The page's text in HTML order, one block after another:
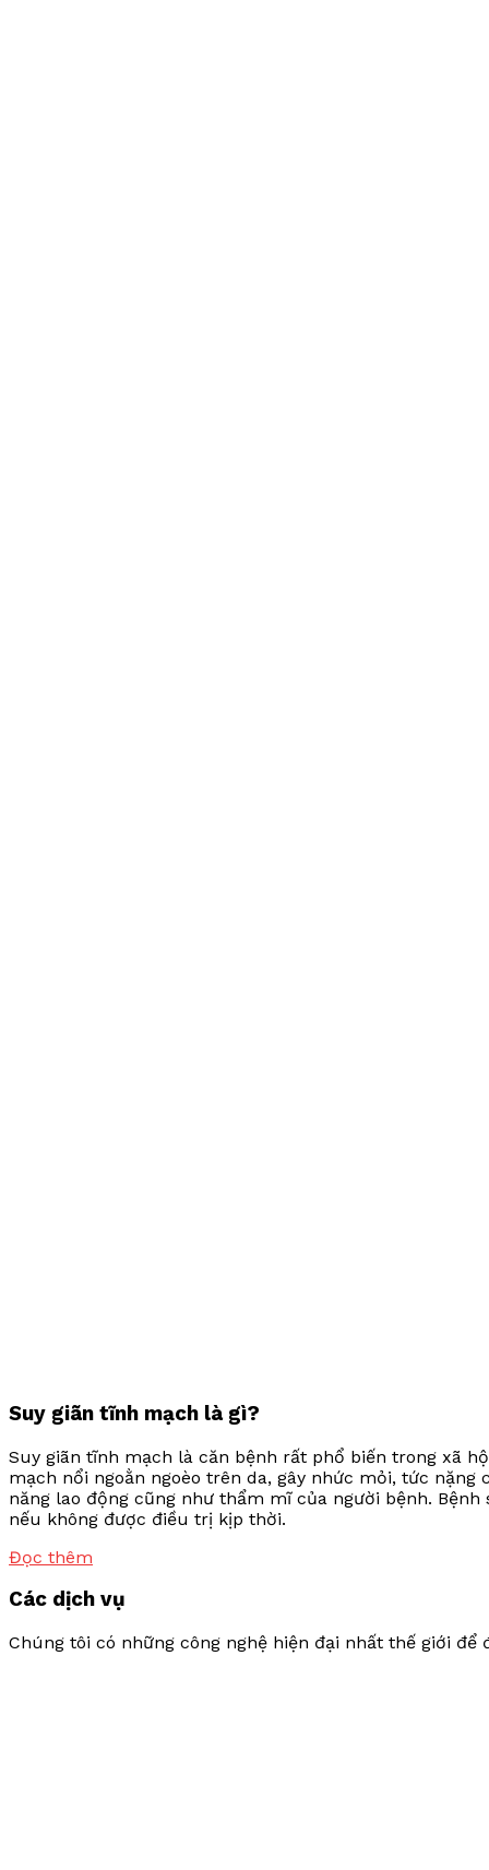
Suy giãn tĩnh mạch là gì?
Suy giãn tĩnh mạch là căn bệnh rất phổ biến trong xã
mạch nổi ngoằn ngoèo trên da, gây nhức mỏi, tức
năng lao động cũng như thẩm mĩ của người bệnh.
nếu không được điều trị kịp thời.
Đọc thêm
Các dịch vụ
Chúng tôi có những công nghệ hiện đại nhất thế giới